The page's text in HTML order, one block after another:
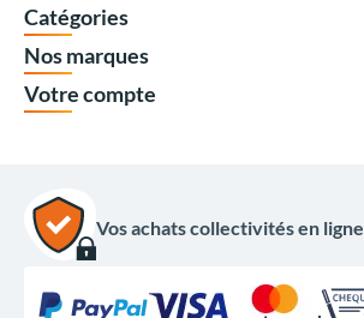
Catégories
Nos marques
Votre compte
Vos achats collectivités en